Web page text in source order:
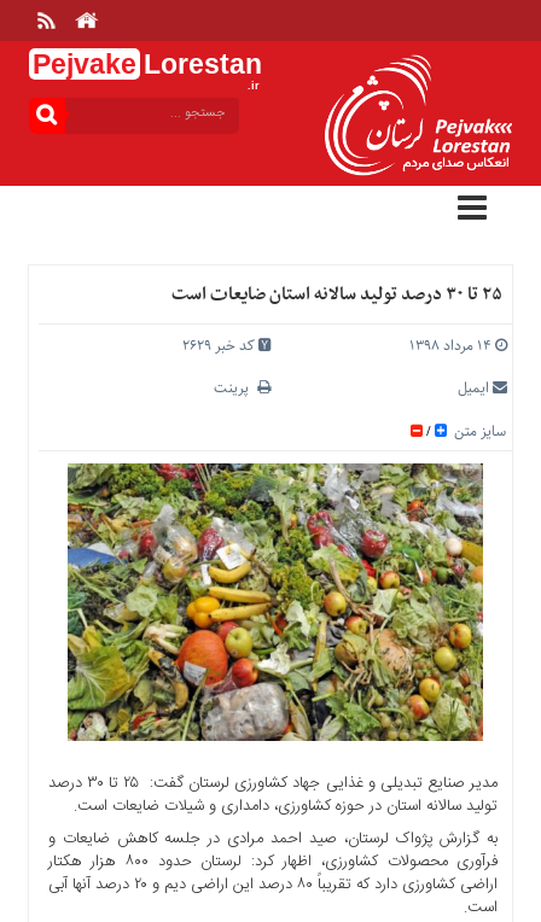
Pejvake Lorestan
.ir
بالا
خانه
ارتباط
درباره
تعرفه
اصلی
عمومی
اجتماعی
سیاسی
اقتصادی
ورزشی
فرهنگی
دسترسی
سریع
۲۵ تا ۳۰ درصد تولید سالانه استان ضایعات است
۱۴ مرداد ۱۳۹۸
کد خبر 2629
ایمیل
پرینت
سایز متن
/
مدیر صنایع تبدیلی و غذایی جهاد کشاورزی لرستان گفت: ‏ ۲۵ تا ۳۰ درصد
تولید سالانه استان در حوزه کشاورزی، دامداری و شیلات ضایعات است.
به گزارش پژواک لرستان، صید احمد مرادی در جلسه کاهش ضایعات و
فرآوری محصولات کشاورزی، اظهار کرد: لرستان حدود ۸۰۰ هزار هکتار
اراضی کشاورزی دارد که تقریباً ۸۰ درصد این اراضی دیم و ۲۰ درصد آنها آبی
است.